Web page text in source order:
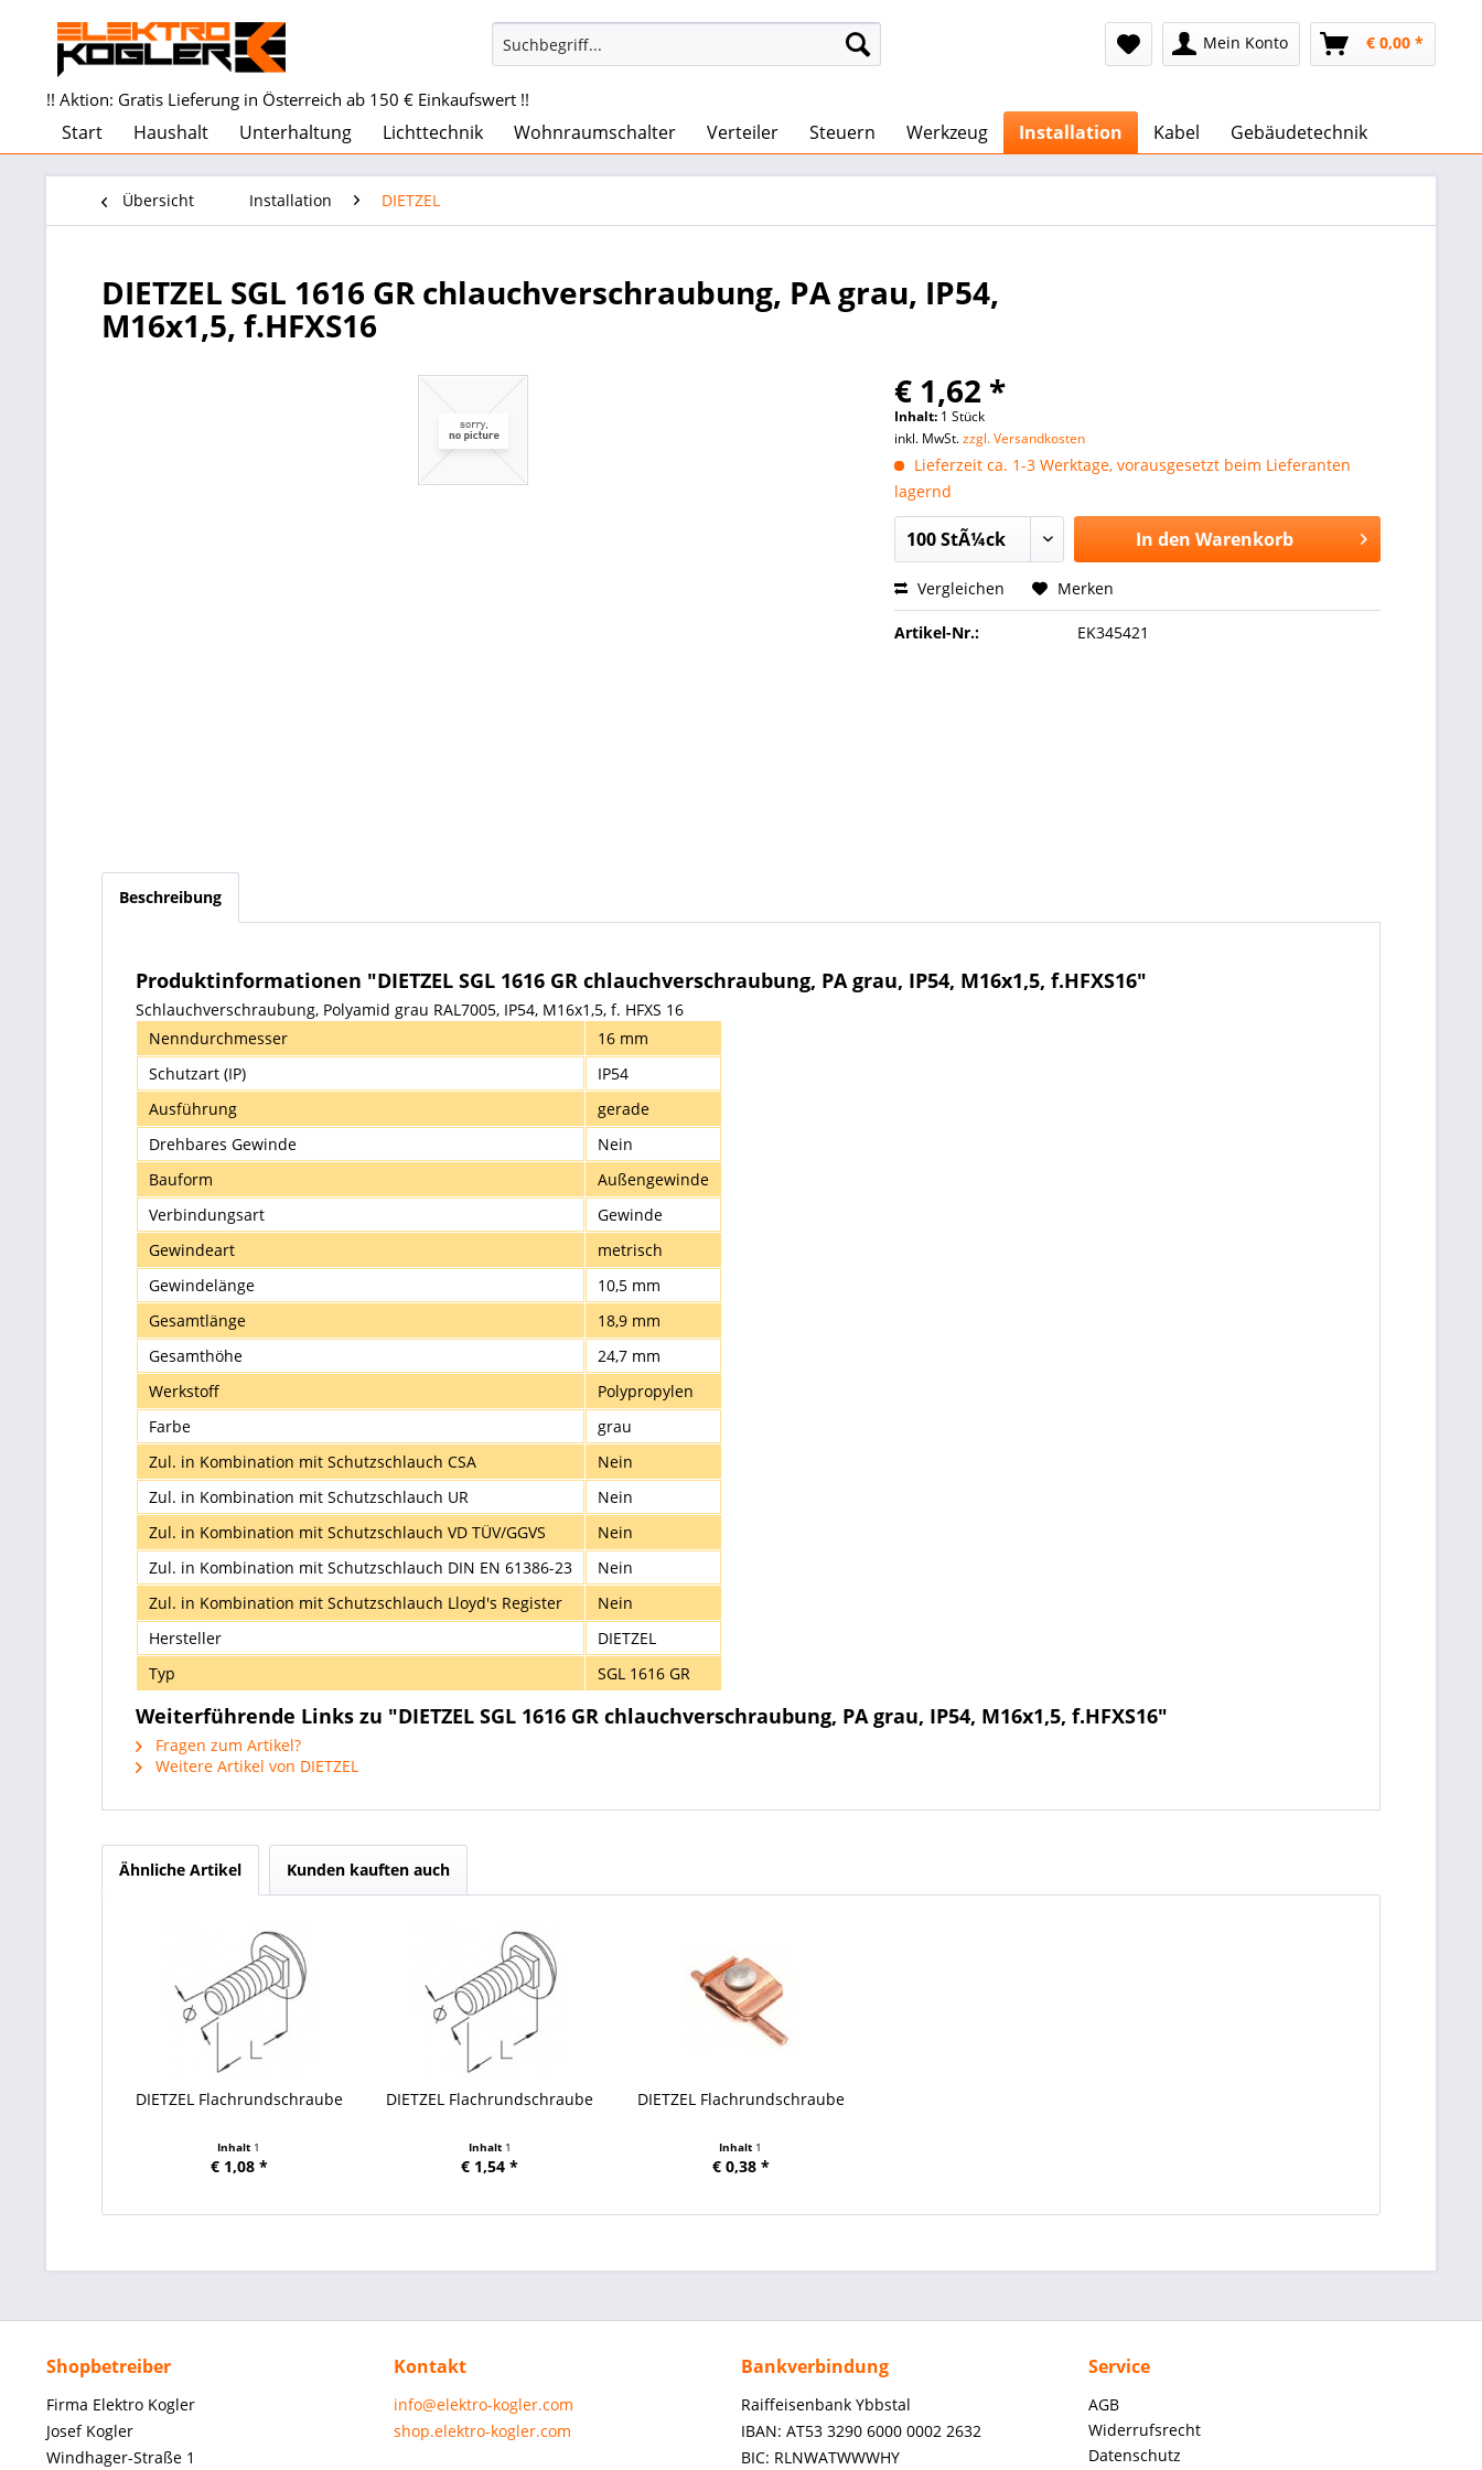
Mein Konto € 0,00 *
!! Aktion: Gratis Lieferung in Österreich ab 150 € Einkaufswert !!
Start Haushalt Unterhaltung Lichttechnik Wohnraumschalter Verteiler Steuern Werkzeug Installation Kabel Gebäudetechnik
Übersicht Installation DIETZEL
DIETZEL SGL 1616 GR chlauchverschraubung, PA grau, IP54,
M16x1,5, f.HFXS16
€ 1,62 *
Inhalt: 1 Stück
inkl. MwSt.zzgl. Versandkosten
Lieferzeit ca. 1-3 Werktage, vorausgesetzt beim Lieferanten
lagernd
In den Warenkorb
Vergleichen Merken
Artikel-Nr.: EK345421
Beschreibung
Produktinformationen "DIETZEL SGL 1616 GR chlauchverschraubung, PA grau, IP54, M16x1,5, f.HFXS16"
Schlauchverschraubung, Polyamid grau RAL7005, IP54, M16x1,5, f. HFXS 16
Nenndurchmesser
16 mm
Schutzart (IP)
IP54
Ausführung
gerade
Drehbares Gewinde
Nein
Bauform
Außengewinde
Verbindungsart
Gewinde
Gewindeart
metrisch
Gewindelänge
10,5 mm
Gesamtlänge
18,9 mm
Gesamthöhe
24,7 mm
Werkstoff
Polypropylen
Farbe
grau
Zul. in Kombination mit Schutzschlauch CSA
Nein
Zul. in Kombination mit Schutzschlauch UR
Nein
Zul. in Kombination mit Schutzschlauch VD TÜV/GGVS
Nein
Zul. in Kombination mit Schutzschlauch DIN EN 61386-23
Nein
Zul. in Kombination mit Schutzschlauch Lloyd's Register
Nein
Hersteller
DIETZEL
Typ
SGL 1616 GR
Weiterführende Links zu "DIETZEL SGL 1616 GR chlauchverschraubung, PA grau, IP54, M16x1,5, f.HFXS16"
Fragen zum Artikel?
Weitere Artikel von DIETZEL
Ähnliche Artikel Kunden kauften auch
DIETZEL Flachrundschraube
Inhalt 1
€ 1,08 *
DIETZEL Flachrundschraube
Inhalt 1
€ 1,54 *
DIETZEL Flachrundschraube
Inhalt 1
€ 0,38 *
Shopbetreiber
Firma Elektro Kogler
Josef Kogler
Windhager-Straße 1
Kontakt
info@elektro-kogler.com
shop.elektro-kogler.com
Bankverbindung
Raiffeisenbank Ybbstal
IBAN: AT53 3290 6000 0002 2632
BIC: RLNWATWWWHY
Service
AGB
Widerrufsrecht
Datenschutz